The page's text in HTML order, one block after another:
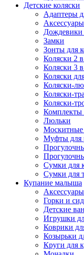
Детские коляски
Адаптеры
Дождевики
Замки
Зонты для
Коляски 2 в
Коляски 3 в
Коляски
Коляски-
Коляски-
Коляски-
Комплекты
Люльки
Москитные
Муфты для
Сумки для
Сумки для
Купание малыша
Горки и
Детские
Игрушки
Коврики
Козырьки
Круги для